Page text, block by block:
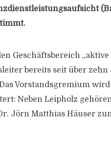
Geschäftsbereich „aktive
bereits seit über
Vorstandsgremium
Neben Leipholz
Jörn Matthias Häuser